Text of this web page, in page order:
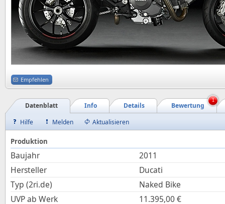
Empfehlen
Bewertung
Details
Info
Datenblatt
1
Hilfe Melden Aktualisieren
Produktion
Baujahr
2011
Hersteller
Ducati
Typ (2ri.de)
Naked Bike
UVP ab Werk
11.395,00€